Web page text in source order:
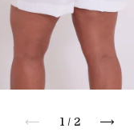
1/ 2